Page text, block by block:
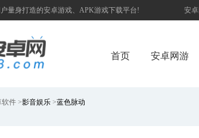
量身打造的安卓游戏、APK游戏下载平台! 安
首页 安卓网游
软件 >影音娱乐 >蓝色脉动